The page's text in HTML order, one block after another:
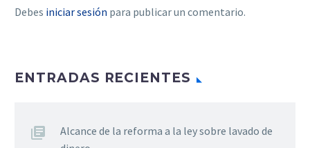
Debes iniciar sesión para publicar un comentario.
ENTRADAS RECIENTES
Alcance de la reforma a la ley sobre lavado de